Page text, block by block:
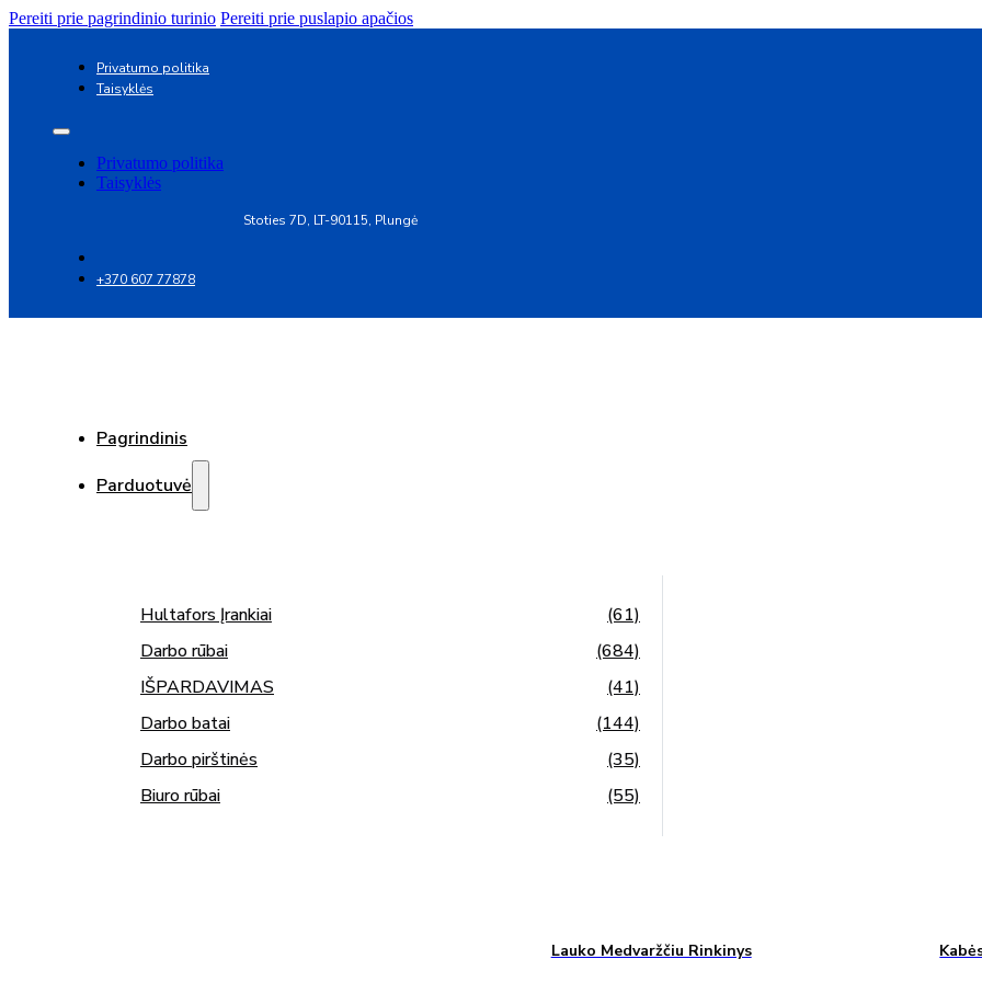
Pereiti prie pagrindinio turinio Pereiti prie puslapio apačios
Privatumo politika
Taisyklės
Privatumo politika
Taisyklės
Stoties 7D, LT-90115, Plungė
+370 607 77878
Pagrindinis
Parduotuvė
Hultafors Įrankiai
(61)
Darbo rūbai
(684)
IŠPARDAVIMAS
(41)
Darbo batai
(144)
Darbo pirštinės
(35)
Biuro rūbai
(55)
Lauko Medvaržčiu Rinkinys